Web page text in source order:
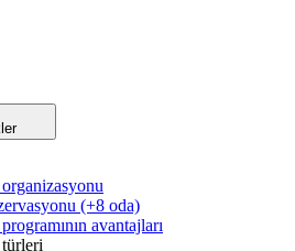
(+8 oda)
avantajları